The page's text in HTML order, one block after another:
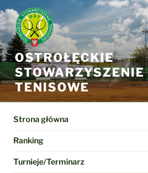
do
treści
OSTROŁĘCKIE
STOWARZYSZENIE
TENISOWE
Strona główna
Ranking
Turnieje/Terminarz